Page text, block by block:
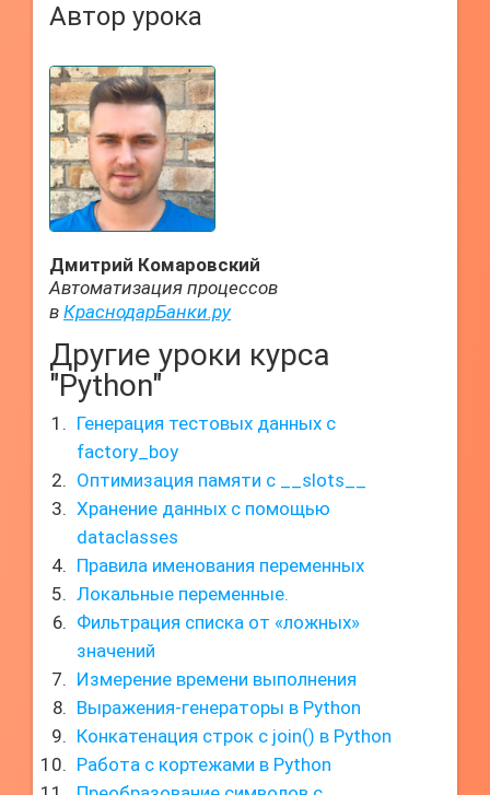
Автор урока
Дмитрий Комаровский
Автоматизация процессов
в КраснодарБанки.ру
Другие уроки курса
"Python"
Генерация тестовых данных с
factory_boy
Оптимизация памяти с __slots__
Хранение данных с помощью
dataclasses
Правила именования переменных
Локальные переменные.
Фильтрация списка от «ложных»
значений
Измерение времени выполнения
Выражения-генераторы в Python
Конкатенация строк с join() в Python
Работа с кортежами в Python